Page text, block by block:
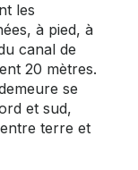
les
à pied, à
canal de
20 mètres.
se
et sud,
terre et